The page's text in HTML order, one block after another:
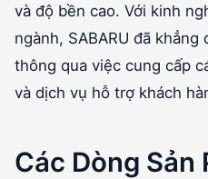
và độ bền cao. Với kinh
ngành, SABARU đã
thông qua việc cung cấp
và dịch vụ hỗ trợ khách
Các Dòng Sản